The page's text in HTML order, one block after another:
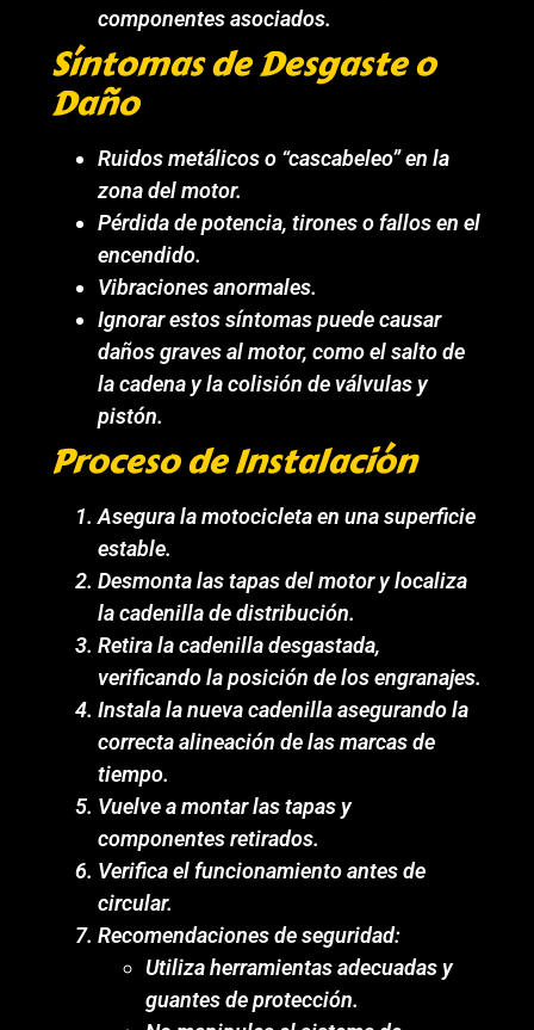
componentes asociados.
Síntomas de Desgaste o
Daño
Ruidos metálicos o “cascabeleo” en la
zona del motor.
Pérdida de potencia, tirones o fallos en el
encendido.
Vibraciones anormales.
Ignorar estos síntomas puede causar
daños graves al motor, como el salto de
la cadena y la colisión de válvulas y
pistón.
Proceso de Instalación
Asegura la motocicleta en una superficie
estable.
Desmonta las tapas del motor y localiza
la cadenilla de distribución.
Retira la cadenilla desgastada,
verificando la posición de los engranajes.
Instala la nueva cadenilla asegurando la
correcta alineación de las marcas de
tiempo.
Vuelve a montar las tapas y
componentes retirados.
Verifica el funcionamiento antes de
circular.
Recomendaciones de seguridad:
Utiliza herramientas adecuadas y
guantes de protección.